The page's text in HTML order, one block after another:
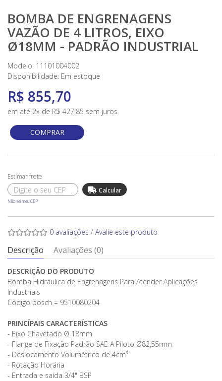
BOMBA DE ENGRENAGENS
VAZÃO DE 4 LITROS, EIXO
Ø18MM - PADRÃO INDUSTRIAL
Modelo: 11101004002
Disponibilidade: Em estoque
R$ 855,70
em até 2x de R$ 427,85 sem juros
COMPRAR
Não sei meu CEP
0 avaliações / Avalie este produto
Descrição Avaliações (0)
DESCRIÇÃO DO PRODUTO
Bomba Hidráulica de Engrenagens Para Atender Aplicações
Industriais
Código bosch = 9510080204
PRINCÍPAIS CARACTERÍSTICAS
- Eixo Chavetado Ø 18mm
- Flange de Fixação Padrão SAE A Piloto Ø82,55mm
- Deslocamento Volumétrico de 4cm³
- Rotação Horária
- Entrada e saída 3/4" BSP